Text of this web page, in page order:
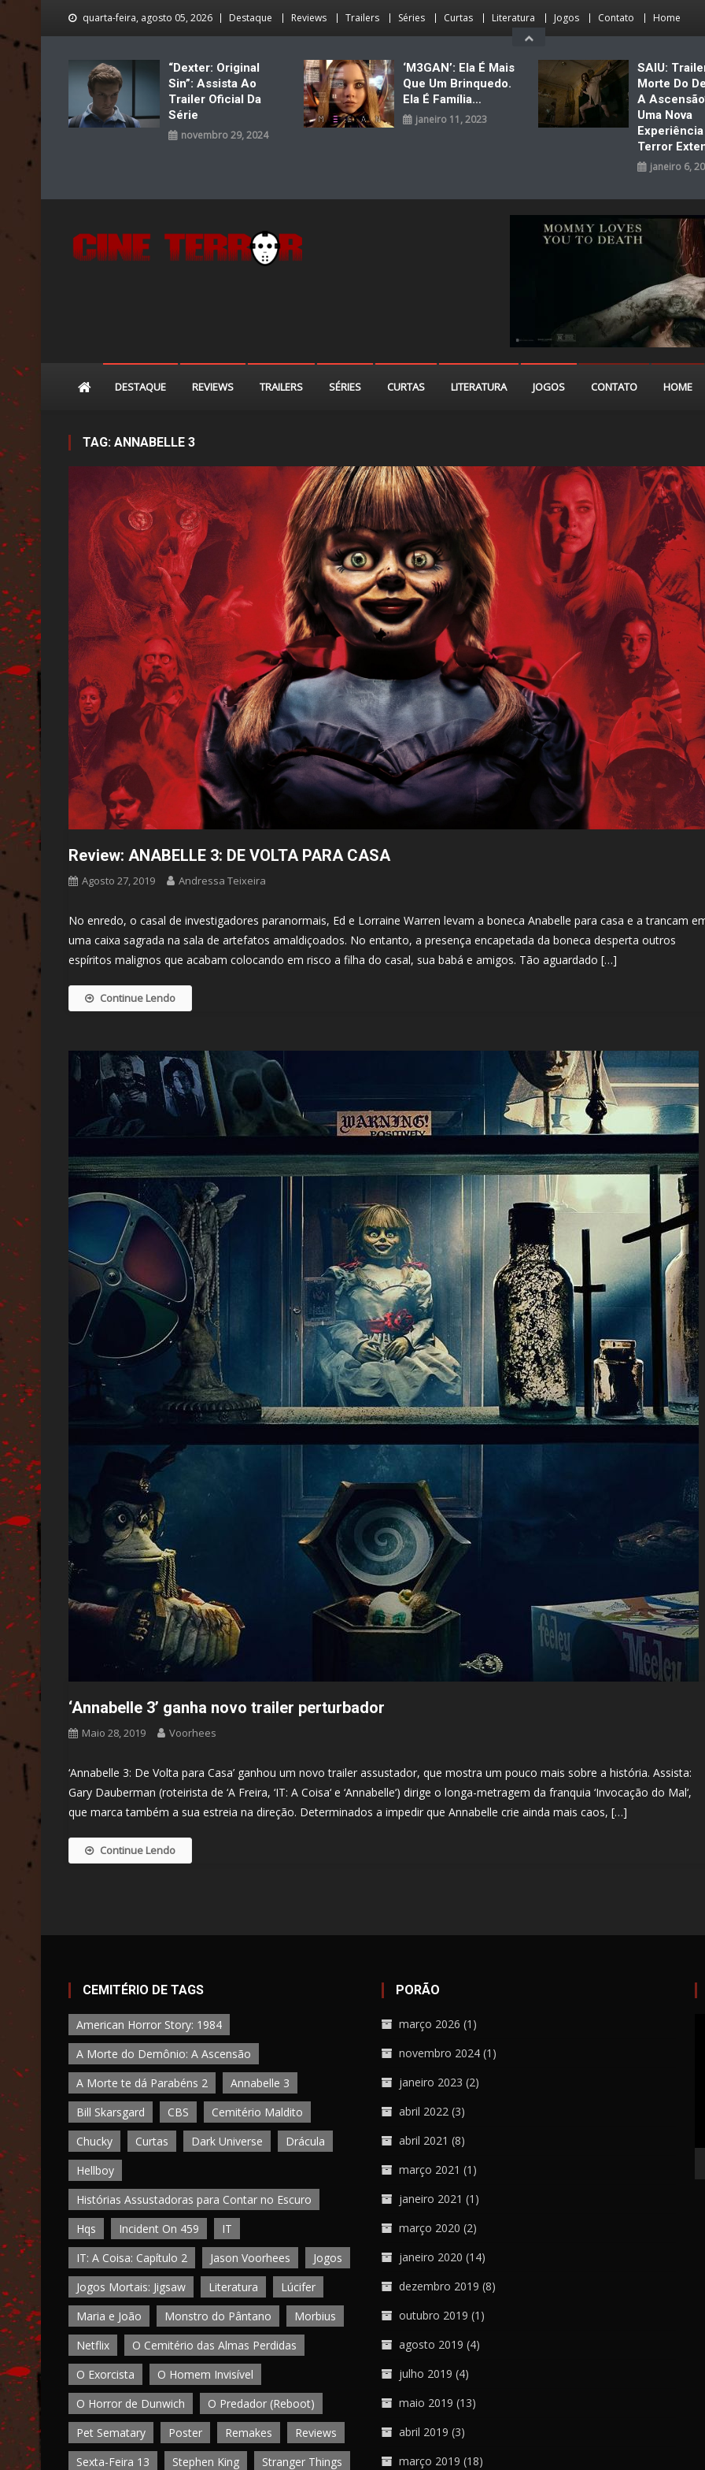
quarta-feira, agosto 05, 2026 Destaque Reviews Trailers Séries Curtas Literatura Jogos Contato Home
“Dexter: Original
Sin”: Assista Ao
Trailer Oficial Da
Série
novembro 29, 2024
‘M3GAN’: Ela É Mais
Que Um Brinquedo.
Ela É Família…
janeiro 11, 2023
SAIU:
Morte Do
A
Uma Nova
Experiência
Terror
janeiro 6,
DESTAQUE REVIEWS TRAILERS SÉRIES CURTAS LITERATURA JOGOS CONTATO HOME
TAG: ANNABELLE 3
Review: ANABELLE 3: DE VOLTA PARA CASA
Agosto 27, 2019 Andressa Teixeira
No enredo, o casal de investigadores paranormais, Ed e Lorraine Warren levam a boneca Anabelle para casa e a trancam
uma caixa sagrada na sala de artefatos amaldiçoados. No entanto, a presença encapetada da boneca desperta outros
espíritos malignos que acabam colocando em risco a filha do casal, sua babá e amigos. Tão aguardado […]
Continue Lendo
‘Annabelle 3’ ganha novo trailer perturbador
Maio 28, 2019 Voorhees
‘Annabelle 3: De Volta para Casa’ ganhou um novo trailer assustador, que mostra um pouco mais sobre a história. Assista:
Gary Dauberman (roteirista de ‘A Freira, ‘IT: A Coisa‘ e ‘Annabelle‘) dirige o longa-metragem da franquia ‘Invocação do Mal‘,
que marca também a sua estreia na direção. Determinados a impedir que Annabelle crie ainda mais caos, […]
Continue Lendo
CEMITÉRIO DE TAGS
American Horror Story: 1984
A Morte do Demônio: A Ascensão
A Morte te dá Parabéns 2
Annabelle 3
Bill Skarsgard
CBS
Cemitério Maldito
Chucky
Curtas Dark Universe
Drácula
Hellboy
Histórias Assustadoras para Contar no Escuro
Hqs
Incident On 459
IT
IT: A Coisa: Capítulo 2
Jason Voorhees
Jogos
Jogos Mortais: Jigsaw
Literatura
Lúcifer
Maria e João
Monstro do Pântano
Morbius
Netflix
O Cemitério das Almas Perdidas
O Exorcista
O Homem Invisível
O Horror de Dunwich
O Predador (Reboot)
Pet Sematary
Poster Remakes
Reviews
Sexta-Feira 13
Stephen King Stranger Things
PORÃO
março 2026 (1)
novembro 2024 (1)
janeiro 2023 (2)
abril 2022 (3)
abril 2021 (8)
março 2021 (1)
janeiro 2021 (1)
março 2020 (2)
janeiro 2020 (14)
dezembro 2019 (8)
outubro 2019 (1)
agosto 2019 (4)
julho 2019 (4)
maio 2019 (13)
abril 2019 (3)
março 2019 (18)